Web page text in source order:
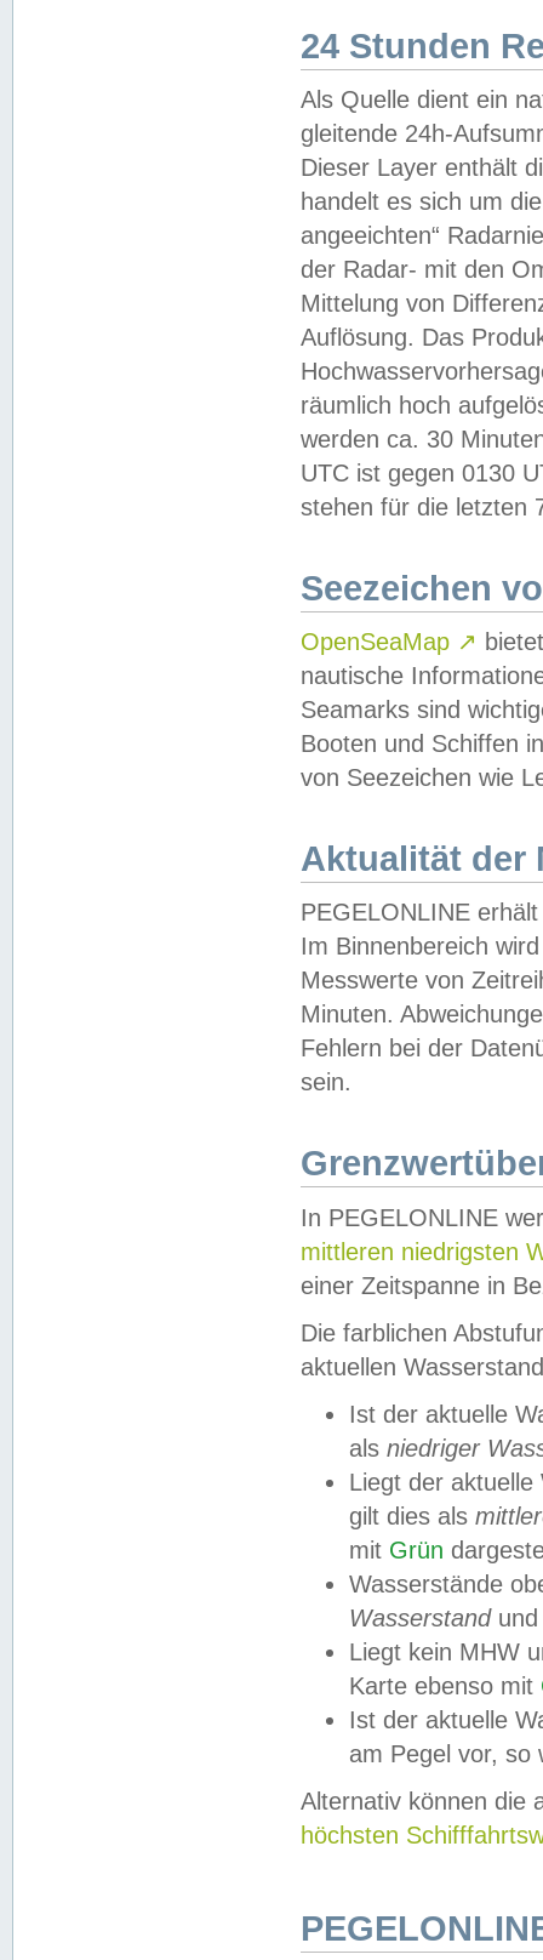
24 Stunden
Als Quelle dient ein
gleitende 24h-
Dieser Layer enthält
handelt es sich um
angeeichten“
der Radar- mit den
Mittelung von
Auflösung. Das
räumlich hoch
werden ca. 30
UTC ist gegen 0130
stehen für die letzten
Seezeichen
OpenSeaMap ↗
nautische
Seamarks sind
Booten und Schiffen
von Seezeichen wie
Aktualität der
PEGELONLINE
Im Binnenbereich
Messwerte von
Minuten.
Fehlern bei der
sein.
In PEGELONLINE
mittleren niedrigsten
einer Zeitspanne in
Die farblichen
aktuellen
Ist der aktuelle
als niedriger
Liegt der
gilt dies als
mit Grün
Wasserstände
Wasserstandund
Liegt kein MHW
Karte ebenso mit
Ist der aktuelle
am Pegel vor,
Alternativ können die
höchsten